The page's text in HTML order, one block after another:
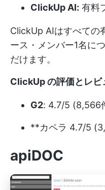
ClickUp AI: 有料
ClickUp AIはすべての
ース・メンバー1名に
だけます。
ClickUp の評価とレビ
G2: 4.7/5 (8,566
**カペラ 4.7/5
apiDOC